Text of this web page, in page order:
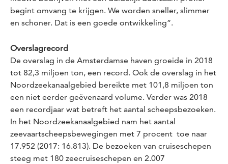
begint omvang te krijgen. We worden sneller, slimmer
en schoner. Dat is een goede ontwikkeling”.
Overslagrecord
De overslag in de Amsterdamse haven groeide in 2018
tot 82,3 miljoen ton, een record. Ook de overslag in het
Noordzeekanaalgebied bereikte met 101,8 miljoen ton
een niet eerder geëvenaard volume. Verder was 2018
een recordjaar wat betreft het aantal scheepsbezoeken.
In het Noordzeekanaalgebied nam het aantal
zeevaartscheepsbewegingen met 7 procent toe naar
17.952 (2017: 16.813). De bezoeken van cruiseschepen
steeg met 180 zeecruiseschepen en 2.007